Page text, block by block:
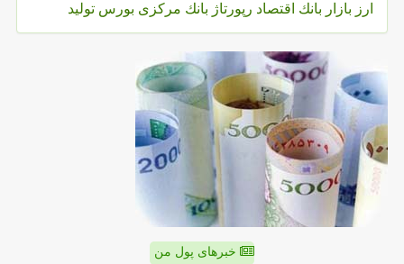
ارز بازار بانك اقتصاد رپورتاژ بانك مركزی بورس تولید
خبرهای پول من